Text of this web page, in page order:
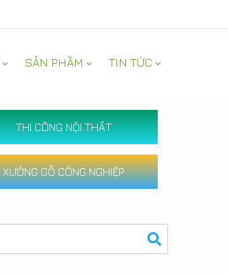
SẢN PHẦM TIN TỨC
THI CÔNG NỘI THẤT
XƯỞNG GỖ CÔNG NGHIỆP